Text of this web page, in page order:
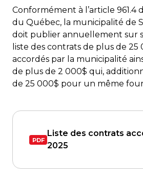
d’offres
Conformément à l’article 961.4
du Québec, la municipalité de
doit publier annuellement sur
liste des contrats de plus de
accordés par la municipalité
de plus de 2 000$ qui,
de 25 000$ pour un même
Liste des contrats
2025